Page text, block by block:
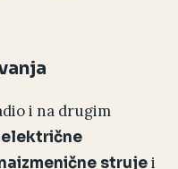
i na drugim
strujei